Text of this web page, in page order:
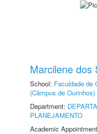
Marcilene dos
School: Faculdade de
(Câmpus de Ourinhos)
Department:
PLANEJAMENTO
Academic